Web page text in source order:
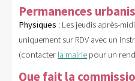
Permanences
Physiques : Les jeudis après-
uniquement sur RDV avec un
(contacter la mairie pour un
Que fait la